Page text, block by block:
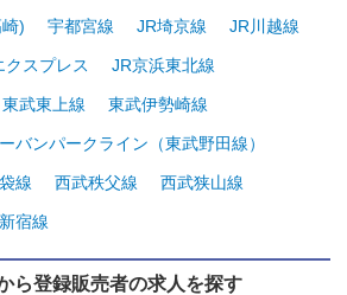
) 宇都宮線 JR埼京線 JR川越線
クスプレス JR京浜東北線
東武東上線 東武伊勢崎線
バンパークライン（東武野田線）
線 西武秩父線 西武狭山線
宿線
ら登録販売者の求人を探す